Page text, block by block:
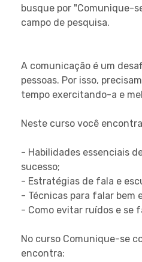
busque por "Comunique-
campo de pesquisa.
A comunicação é um
pessoas. Por isso,
tempo exercitando-a e
Neste curso você
- Habilidades essenciais
sucesso;
- Estratégias de fala e
- Técnicas para falar bem
- Como evitar ruídos e se
No curso Comunique-se
encontra: